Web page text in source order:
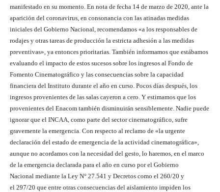
manifestado en su momento. En nota de fecha 14 de marzo de 2020, ante la
aparición del coronavirus, en consonancia con las atinadas medidas
iniciales del Gobierno Nacional, recomendamos «a los responsables de
rodajes y otras tareas de producción la estricta adhesión a las medidas
preventivas», ya entonces prioritarias. También informamos que estábamos
evaluando el impacto de estos sucesos sobre los ingresos al Fondo de
Fomento Cinematográfico y las consecuencias sobre la capacidad
financiera del Instituto durante el año en curso. Pocos días después, los
ingresos provenientes de las salas cayeron a cero. Y estimamos que los
provenientes del Enacom también disminuirán sensiblemente. Nadie puede
ignorar que el INCAA, como parte del sector cinematográfico, sufre
gravemente la emergencia. Con respecto al reclamo de «la urgente
declaración del estado de emergencia de la actividad cinematográfica»,
aunque no acordamos con la necesidad del gesto, lo haremos, en el marco
de la emergencia declarada para el año en curso por el Gobierno
Nacional mediante la Ley N° 27.541 y Decretos como el 260/20 y
el 297/20 que entre otras consecuencias del aislamiento impiden los